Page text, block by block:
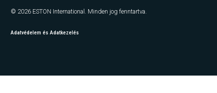
© 2026 ESTON International. Minden jog fenntartva.
Adatvédelem és Adatkezelés